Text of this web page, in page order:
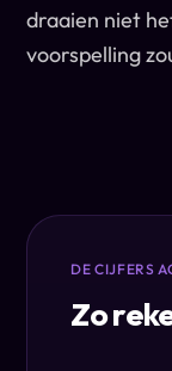
draaien niet
voorspelling
DE CIJFERS
Zo